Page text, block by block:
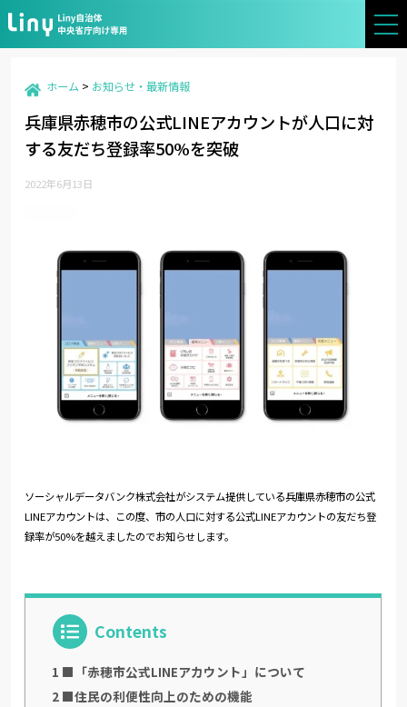
ホーム お知らせ・最新情報
兵庫県赤穂市の公式LINEアカウントが人口に対
する友だち登録率50%を突破
2022年6月13日
ソーシャルデータバンク株式会社がシステム提供している兵庫県赤穂市の公式
LINEアカウントは、この度、市の人口に対する公式LINEアカウントの友だち登
録率が50%を越えましたのでお知らせします。
Contents
1 ■「赤穂市公式LINEアカウント」について
2 ■住民の利便性向上のための機能